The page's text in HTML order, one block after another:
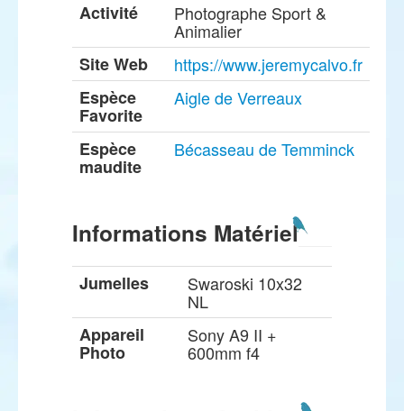
Activité Photographe Sport &
Animalier
Site Web
https://www.jeremycalvo.fr
Espèce
Favorite
Aigle de Verreaux
Espèce
maudite
Bécasseau de Temminck
Informations Matériel
Jumelles Swaroski 10x32
NL
Appareil
Photo
Sony A9 II +
600mm f4